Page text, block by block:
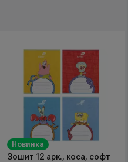
Новинка
Зошит 12 арк., коса, софт